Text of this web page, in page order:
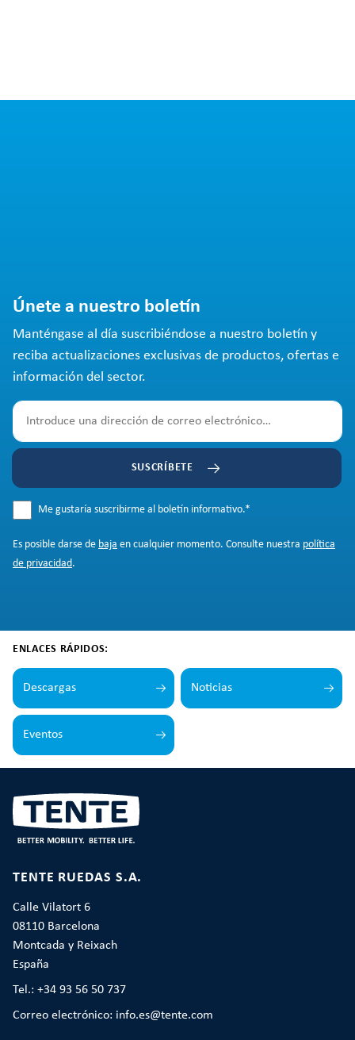
Únete a nuestro boletín
Manténgase al día suscribiéndose a nuestro boletín y
reciba actualizaciones exclusivas de productos, ofertas e
información del sector.
SUSCRÍBETE
Me gustaría suscribirme al boletín informativo.*
Es posible darse de baja en cualquier momento. Consulte nuestra política
de privacidad.
ENLACES RÁPIDOS:
Descargas Noticias
Eventos
TENTE RUEDAS S.A.
Calle Vilatort 6
08110 Barcelona
Montcada y Reixach
España
Tel.: +34 93 56 50 737
Correo electrónico: info.es@tente.com